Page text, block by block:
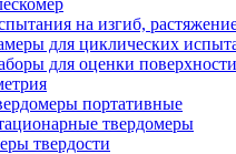
на изгиб,
для циклических
для оценки поверхности
портативные
твердомеры
твердости